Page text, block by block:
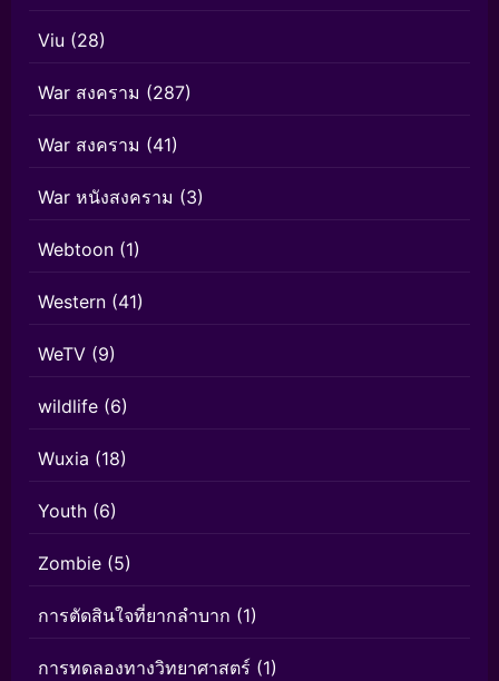
Viu (28)
War สงคราม (287)
War สงคราม (41)
War หนังสงคราม (3)
Webtoon (1)
Western (41)
WeTV (9)
wildlife (6)
Wuxia (18)
Youth (6)
Zombie (5)
การตัดสินใจที่ยากลำบาก (1)
การทดลองทางวิทยาศาสตร์ (1)